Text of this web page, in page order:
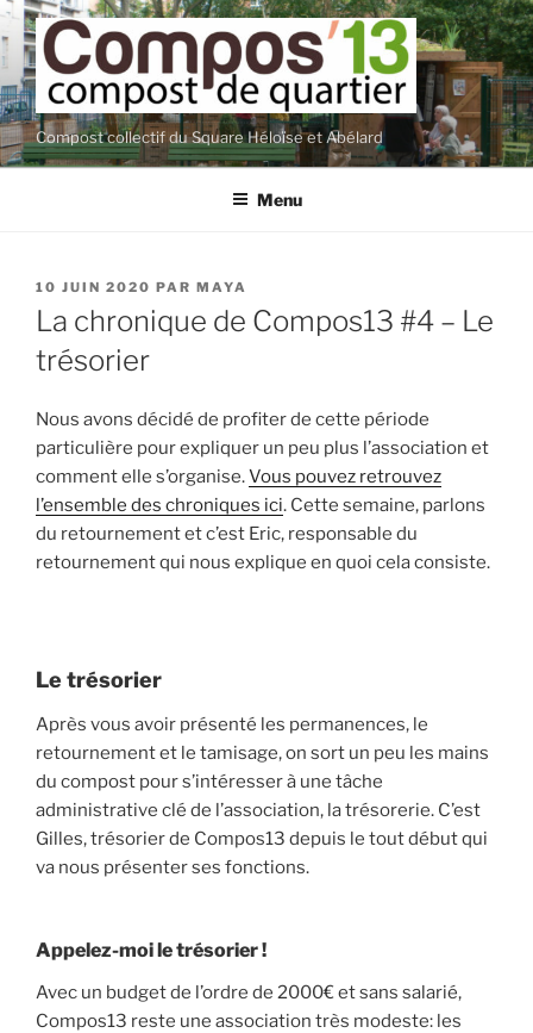
Aller
au
contenu
principal
Compost collectif du Square Héloïse et Abélard
Menu
PUBLIÉ
LE
10 JUIN 2020 PAR MAYA
La chronique de Compos13 #4 – Le
trésorier
Nous avons décidé de profiter de cette période
particulière pour expliquer un peu plus l’association et
comment elle s’organise.Vous pouvez retrouvez
l’ensemble des chroniques ici. Cette semaine, parlons
du retournement et c’est Eric, responsable du
retournement qui nous explique en quoi cela consiste.
Le trésorier
Après vous avoir présenté les permanences, le
retournement et le tamisage, on sort un peu les mains
du compost pour s’intéresser à une tâche
administrative clé de l’association, la trésorerie. C’est
Gilles, trésorier de Compos13 depuis le tout début qui
va nous présenter ses fonctions.
Appelez-moi le trésorier !
Avec un budget de l’ordre de 2000€ et sans salarié,
Compos13 reste une association très modeste: les